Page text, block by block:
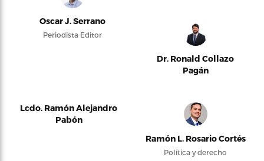
Oscar J. Serrano
Periodista Editor
Dr. Ronald Collazo
Pagán
Lcdo. Ramón Alejandro
Pabón
Ramón L. Rosario Cortés
Política y derecho